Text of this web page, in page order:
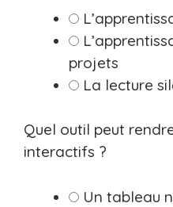
projets
La lecture
Quel outil peut
interactifs ?
Un tableau